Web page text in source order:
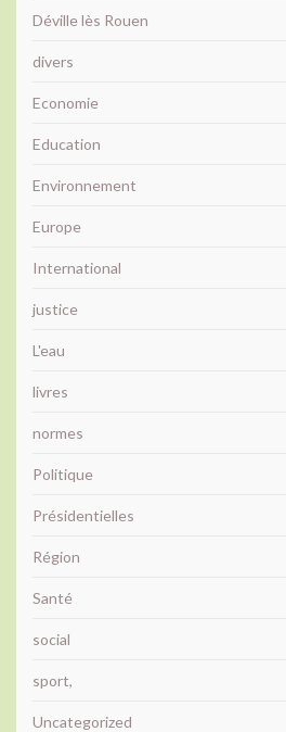
Déville lès Rouen
divers
Economie
Education
Environnement
Europe
International
justice
L'eau
livres
normes
Politique
Présidentielles
Région
Santé
social
sport,
Uncategorized